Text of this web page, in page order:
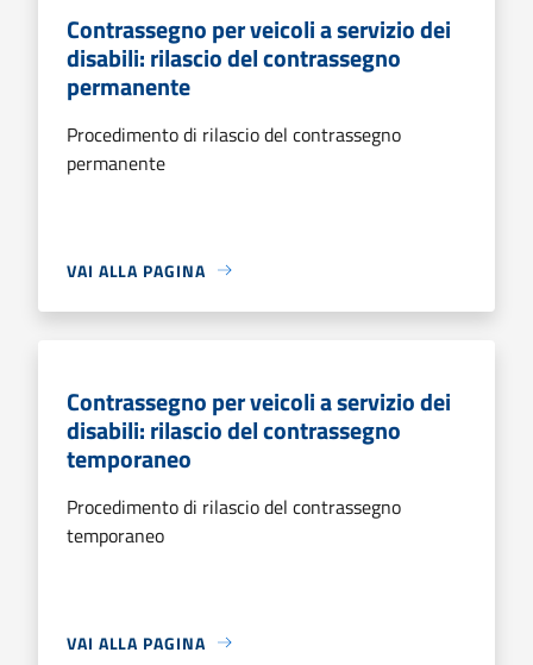
Contrassegno per veicoli a servizio dei
disabili: rilascio del contrassegno
permanente
Procedimento di rilascio del contrassegno
permanente
VAI ALLA PAGINA
Contrassegno per veicoli a servizio dei
disabili: rilascio del contrassegno
temporaneo
Procedimento di rilascio del contrassegno
temporaneo
VAI ALLA PAGINA